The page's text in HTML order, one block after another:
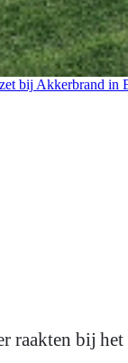
bij Akkerbrand in
raakten bij